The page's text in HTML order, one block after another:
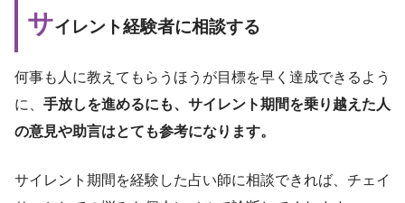
サイレント経験者に相談する
何事も人に教えてもらうほうが目標を早く達成できるよう
に、 手放しを進めるにも、サイレント期間を乗り越えた人
の意見や助言はとても参考になります。
サイレント期間を経験した占い師に相談できれば、チェイ